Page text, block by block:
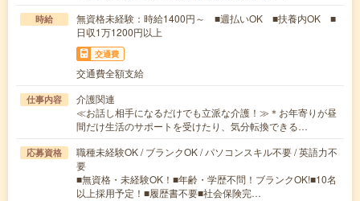
時給
無資格未経験：時給1400円～ ■週払いOK ■扶養内OK ■
日収1万1200円以上
交通費
交通費全額支給
仕事内容
介護関連
≪お話し相手になるだけでも立派な介護！≫＊お年寄りが昼
間だけ生活のサポートを受けたり、気分転換できる…
応募資格
職種未経験OK / ブランクOK / パソコンスキル不要 / 英語力不
要
■無資格・未経験OK！■年齢・学歴不問！ブランクOK!■10名
以上採用予定！■履歴書不要■社会保険完…